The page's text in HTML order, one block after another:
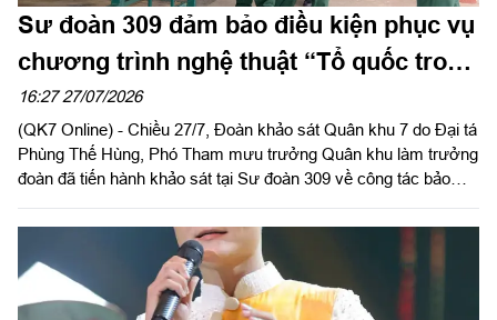
Sư đoàn 309 đảm bảo điều kiện phục vụ
chương trình nghệ thuật “Tổ quốc trong
tim” năm 2026
16:27 27/07/2026
(QK7 Online) - Chiều 27/7, Đoàn khảo sát Quân khu 7 do Đại tá
Phùng Thế Hùng, Phó Tham mưu trưởng Quân khu làm trưởng
đoàn đã tiến hành khảo sát tại Sư đoàn 309 về công tác bảo
lượng tham gia Chương trình nghệ thuật “Tổ quốc trong tim” do
Báo Nhân Dân tổ chức năm 2026.